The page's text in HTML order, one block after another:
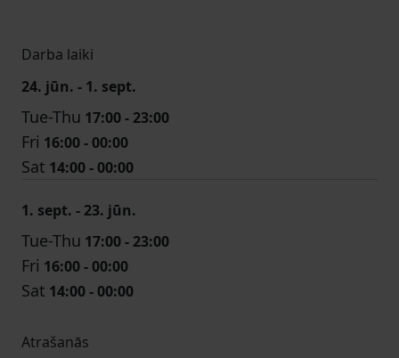
Darba laiki
24. jūn. - 1. sept.
Tue-Thu 17:00 - 23:00
Fri 16:00 - 00:00
Sat 14:00 - 00:00
1. sept. - 23. jūn.
Tue-Thu 17:00 - 23:00
Fri 16:00 - 00:00
Sat 14:00 - 00:00
Atrašanās